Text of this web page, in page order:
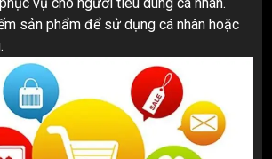
sản phẩm để sử dụng cá nhân hoặc